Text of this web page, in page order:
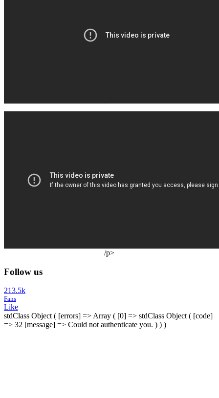
/p>
Follow us
213.5k
Fans
Like
stdClass Object ( [errors] => Array ( [0] => stdClass Object ( [code]
=> 32 [message] => Could not authenticate you. ) ) )